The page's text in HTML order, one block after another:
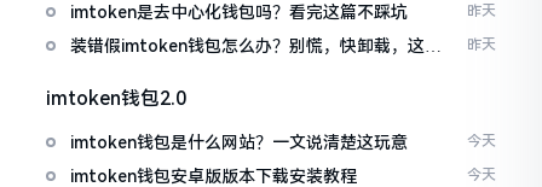
imtoken是去中心化钱包吗？看完这篇不踩坑 昨天
装错假imtoken钱包怎么办？别慌，快卸载，这几
昨天
imtoken钱包2.0
imtoken钱包是什么网站？一文说清楚这玩意 今天
imtoken钱包安卓版版本下载安装教程 今天